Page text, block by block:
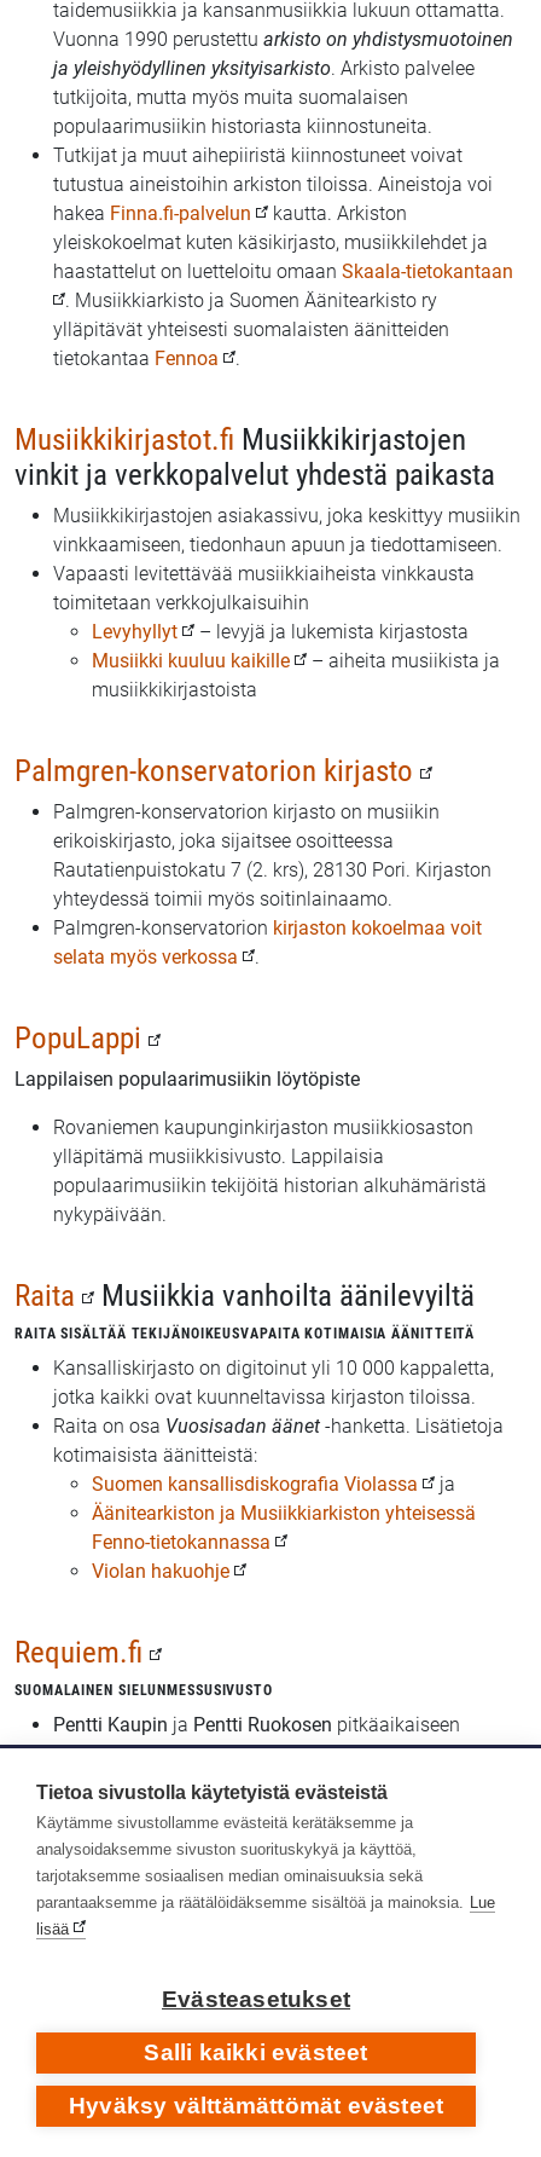
taidemusiikkia ja kansanmusiikkia lukuun ottamatta.
Vuonna 1990 perustettu arkisto on yhdistysmuotoinen
ja yleishyödyllinen yksityisarkisto. Arkisto palvelee
tutkijoita, mutta myös muita suomalaisen
populaarimusiikin historiasta kiinnostuneita.
Tutkijat ja muut aihepiiristä kiinnostuneet voivat
tutustua aineistoihin arkiston tiloissa. Aineistoja voi
hakea Finna.fi-palvelun
kautta. Arkiston
yleiskokoelmat kuten käsikirjasto, musiikkilehdet ja
haastattelut on luetteloitu omaan Skaala-tietokantaan
. Musiikkiarkisto ja Suomen Äänitearkisto ry
ylläpitävät yhteisesti suomalaisten äänitteiden
tietokantaa Fennoa .
Musiikkikirjastot.fi Musiikkikirjastojen
vinkit ja verkkopalvelut yhdestä paikasta
Musiikkikirjastojen asiakassivu, joka keskittyy musiikin
vinkkaamiseen, tiedonhaun apuun ja tiedottamiseen.
Vapaasti levitettävää musiikkiaiheista vinkkausta
toimitetaan verkkojulkaisuihin
Levyhyllyt
– levyjä ja lukemista kirjastosta
Musiikki kuuluu kaikille
– aiheita musiikista ja
musiikkikirjastoista
Palmgren-konservatorion kirjasto
Palmgren-konservatorion kirjasto on musiikin
erikoiskirjasto, joka sijaitsee osoitteessa
Rautatienpuistokatu 7 (2. krs), 28130 Pori. Kirjaston
yhteydessä toimii myös soitinlainaamo.
Palmgren-konservatorion kirjaston kokoelmaa voit
selata myös verkossa
.
PopuLappi
Lappilaisen populaarimusiikin löytöpiste
Rovaniemen kaupunginkirjaston musiikkiosaston
ylläpitämä musiikkisivusto. Lappilaisia
populaarimusiikin tekijöitä historian alkuhämäristä
nykypäivään.
Raita Musiikkia vanhoilta äänilevyiltä
RAITA SISÄLTÄÄ TEKIJÄNOIKEUSVAPAITA KOTIMAISIA ÄÄNITTEITÄ
Kansalliskirjasto on digitoinut yli 10 000 kappaletta,
jotka kaikki ovat kuunneltavissa kirjaston tiloissa.
Raita on osa Vuosisadan äänet -hanketta. Lisätietoja
kotimaisista äänitteistä:
Suomen kansallisdiskografia Violassa
ja
Äänitearkiston ja Musiikkiarkiston yhteisessä
Fenno-tietokannassa
Violan hakuohje
Requiem.fi
SUOMALAINEN SIELUNMESSUSIVUSTO
Pentti Kaupin ja Pentti Ruokosen pitkäaikaiseen
harrastukseen perustuva erityissivusto, jonka ytimenä
on requiem-levytysten laaja diskografia
Rock in Mikkeli
Tervetuloa tutustumaanMikkelin rockelämään kolmen
vuosikymmenen ajalta
liittyvää kuvamateriaalia, ääntä, tekstiä sekä
kansallisesti ja kansainvälisesti tunnettuja bändejä ja
artisteja.
Mikkelin seudun rockhistoriaa usean vuosikymmenen
Tietoa sivustolla käytetyistä evästeistä
Käytämme sivustollamme evästeitä kerätäksemme ja
analysoidaksemme sivuston suorituskykyä ja käyttöä,
tarjotaksemme sosiaalisen median ominaisuuksia sekä
parantaaksemme ja räätälöidäksemme sisältöä ja mainoksia. Lue
lisää
Evästeasetukset
Salli kaikki evästeet
Hyväksy välttämättömät evästeet